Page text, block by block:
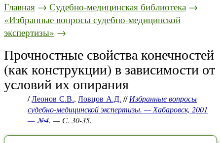
Главная → Судебно-медицинская библиотека →
«Избранные вопросы судебно-медицинской
экспертизы» →
Прочностные свойства конечностей
(как конструкции) в зависимости от
условий их опирания
/Леонов С.В., Ловцов А.Д. //Избранные вопросы
судебно-медицинской экспертизы. — Хабаровск, 2001
— №4. — С. 30-35.